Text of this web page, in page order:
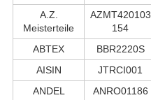
A.Z.
Meisterteile
AZMT420103
154
ABTEX BBR2220S
AISIN
JTRCI001
ANDEL
ANRO01186